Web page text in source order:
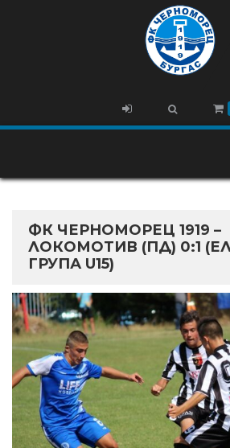
ФК ЧЕРНОМОРЕЦ 1919 –
ЛОКОМОТИВ (ПД) 0:1
ГРУПА U15)